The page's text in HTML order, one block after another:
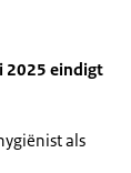
2025 eindigt
als